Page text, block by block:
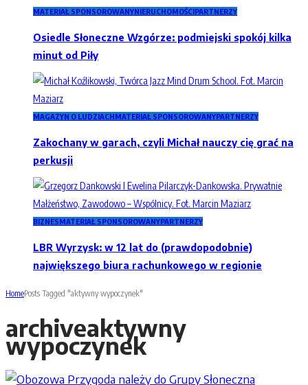
MATERIAŁ SPONSOROWANYNIERUCHOMOŚCIPARTNERZY
Osiedle Słoneczne Wzgórze: podmiejski spokój kilka
minut od Piły
MAGAZYN O LUDZIACHMATERIAŁ SPONSOROWANYPARTNERZY
Zakochany w garach, czyli Michał nauczy cię grać na
perkusji
BIZNESMATERIAŁ SPONSOROWANYPARTNERZY
LBR Wyrzysk: w 12 lat do (prawdopodobnie)
największego biura rachunkowego w regionie
HomePosts Tagged "aktywny wypoczynek"
archiveaktywny
wypoczynek